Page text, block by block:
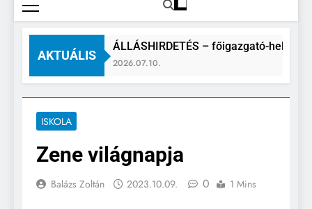
AKTUÁLIS
ÁLLÁSHIRDETÉS – főigazgató-helyettes
2026.07.10.
ISKOLA
Zene világnapja
Balázs Zoltán 2023.10.09. 0 1 Mins